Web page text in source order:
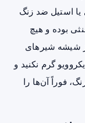
استیل ضد زنگ
بوده و هیچ
شیشه شیرهای
گرم نکنید و
فوراً آن‌ها را